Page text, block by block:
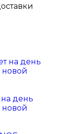
на день